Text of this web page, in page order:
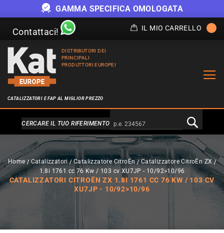
GAMMA SPECIFICA OMOLOGATA
Contattaci! IL MIO CARRELLO
DISTRIBUTORI DEI
PRINCIPALI
PRODUTTORI EUROPEI
CATALIZZATORI E FAP AL MIGLIOR PREZZO
Alternativa a Doofinder
CERCARE IL TUO RIFERIMENTO
Home Catalizzatori Catalizzatore CitroËn
Catalizzatore CitroËn ZX
1.8i 1761 cc 76 Kw / 103 cv XU7JP - 10/92>10/96
CATALIZZATORI CITROËN ZX 1.8I 1761 CC 76 KW / 103 CV
XU7JP - 10/92>10/96